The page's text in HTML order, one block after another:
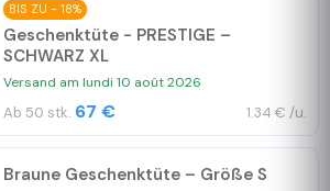
BIS ZU - 18%
Geschenktüte - PRESTIGE –
SCHWARZ XL
Versand am lundi 10 août 2026
Ab 50 stk. 67 € 1.34 € /u.
Braune Geschenktüte – Größe S